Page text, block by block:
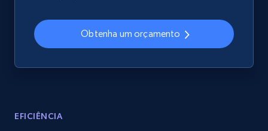
2.1K+ 355+ Comece agora
URL, Domain, Country code, Model number,
Obtenha um orçamento
EFICIÊNCIA